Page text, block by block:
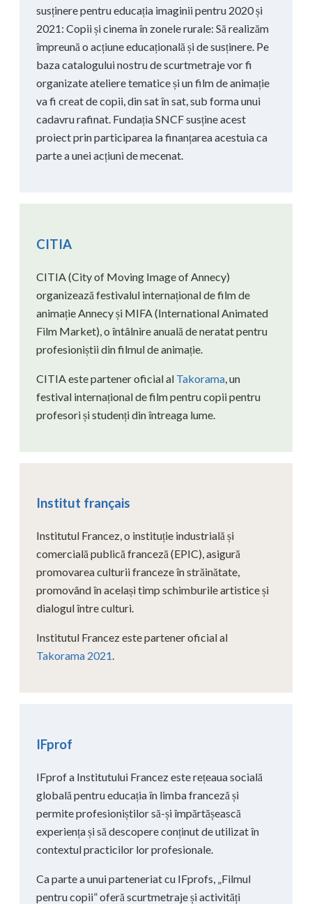
susținere pentru educația imaginii pentru 2020 și
2021: Copii și cinema în zonele rurale: Să realizăm
împreună o acțiune educațională și de susținere. Pe
baza catalogului nostru de scurtmetraje vor fi
organizate ateliere tematice și un film de animație
va fi creat de copii, din sat în sat, sub forma unui
cadavru rafinat. Fundația SNCF susține acest
proiect prin participarea la finanțarea acestuia ca
parte a unei acțiuni de mecenat.
CITIA
CITIA (City of Moving Image of Annecy)
organizează festivalul internațional de film de
animație Annecy și MIFA (International Animated
Film Market), o întâlnire anuală de neratat pentru
profesioniștii din filmul de animație.
CITIA este partener oficial al Takorama , un
festival internațional de film pentru copii pentru
profesori și studenți din întreaga lume.
Institut français
Institutul Francez, o instituție industrială și
comercială publică franceză (EPIC), asigură
promovarea culturii franceze în străinătate,
promovând în același timp schimburile artistice și
dialogul între culturi.
Institutul Francez este partener oficial al
Takorama 2021.
IFprof
IFprof a Institutului Francez este rețeaua socială
globală pentru educația în limba franceză și
permite profesioniștilor să-și împărtășească
experiența și să descopere conținut de utilizat în
contextul practicilor lor profesionale.
Ca parte a unui parteneriat cu IFprofs, „Filmul
pentru copii” oferă scurtmetraje și activități